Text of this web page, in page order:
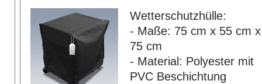
Wetterschutzhülle:
- Maße: 75 cm x 55 cm x
75 cm
- Material: Polyester mit
PVC Beschichtung